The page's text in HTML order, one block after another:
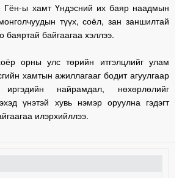
Гён-ы хамт Үндэсний их баяр наадмын
түүх, соёл, зан заншилтай
баяртай байгаагаа хэллээ.
орны улс төрийн итгэлцлийг улам
хамтын ажиллагааг бодит агуулгаар
найрамдал, нөхөрлөлийг
үнэтэй хувь нэмэр оруулна гэдэгт
илэрхийллээ.